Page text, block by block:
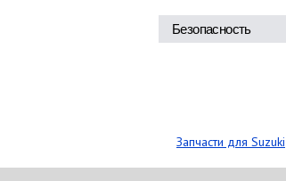
Безопасность
Запчасти для Suzuki